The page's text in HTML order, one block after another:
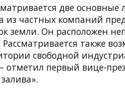
две
частных компаний
земли. Он расположен
Рассматривается также
свободной
первый вице-